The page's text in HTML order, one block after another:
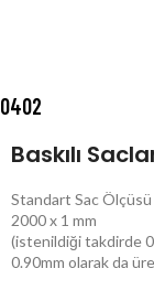
0402
Baskılı
Standart Sac
2000 x 1 mm
(istenildiği takdirde
0.90mm olarak da